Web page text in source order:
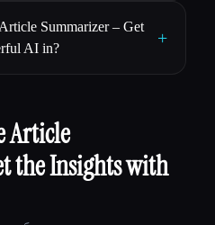
Summarizer – Get
AI in?
+
the Insights with